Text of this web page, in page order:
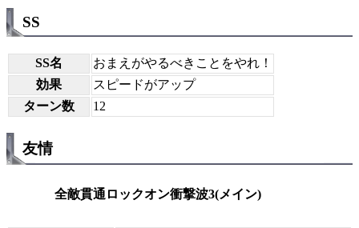
SS
SS名
おまえがやるべきことをやれ！
効果
スピードがアップ
ターン数
12
友情
全敵貫通ロックオン衝撃波3(メイン)